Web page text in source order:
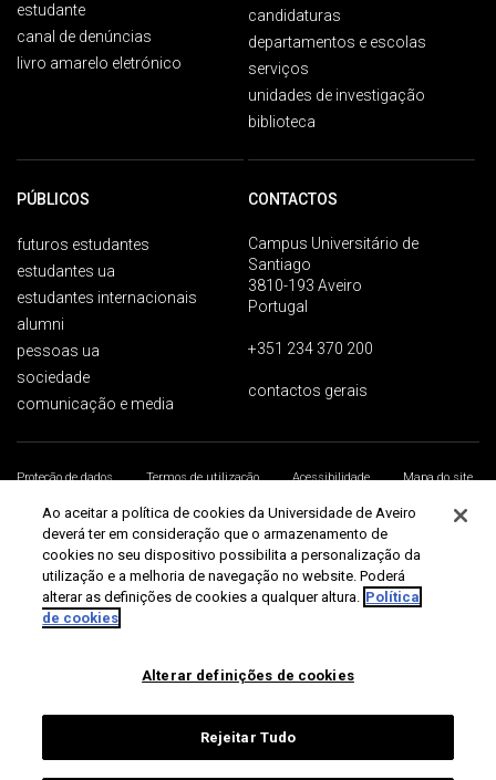
estudante
canal de denúncias
livro amarelo eletrónico
candidaturas
departamentos e escolas
serviços
unidades de investigação
biblioteca
PÚBLICOS
futuros estudantes
estudantes ua
estudantes internacionais
alumni
pessoas ua
sociedade
comunicação e media
CONTACTOS
Campus Universitário de
Santiago
3810-193 Aveiro
Portugal
+351 234 370 200
contactos gerais
Proteção de dados Termos de utilização Acessibilidade
Mapa do site
Universidade de Aveiro 2026
Ao aceitar a política de cookies da Universidade de Aveiro
deverá ter em consideração que o armazenamento de
cookies no seu dispositivo possibilita a personalização da
utilização e a melhoria de navegação no website. Poderá
alterar as definições de cookies a qualquer altura. Política
de cookies
Alterar definições de cookies
Rejeitar Tudo